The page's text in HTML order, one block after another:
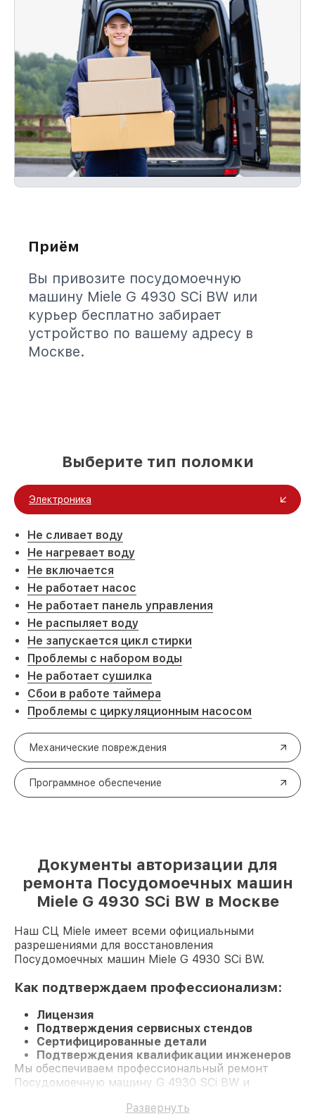
Приём
Вы привозите посудомоечную
машину Miele G 4930 SCi BW или
курьер бесплатно забирает
устройство по вашему адресу в
Москве.
Выберите тип поломки
Электроника
Не сливает воду
Не нагревает воду
Не включается
Не работает насос
Не работает панель управления
Не распыляет воду
Не запускается цикл стирки
Проблемы с набором воды
Не работает сушилка
Сбои в работе таймера
Проблемы с циркуляционным насосом
Механические повреждения
Программное обеспечение
Документы авторизации для
ремонта Посудомоечных машин
Miele G 4930 SCi BW в Москве
Наш СЦ Miele имеет всеми официальными
разрешениями для восстановления
Посудомоечных машин Miele G 4930 SCi BW.
Как подтверждаем профессионализм:
Лицензия
Подтверждения сервисных стендов
Сертифицированные детали
Подтверждения квалификации инженеров
Мы обеспечиваем профессиональный ремонт
Посудомоечную машину G 4930 SCi BW и
Развернуть